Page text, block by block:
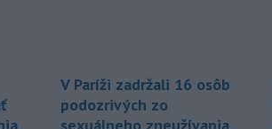
V Paríži zadržali 16 osôb
podozrivých zo